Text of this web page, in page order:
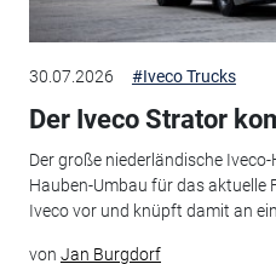
30.07.2026 #Iveco Trucks
Der Iveco Strator
Der große niederländische
Hauben-Umbau für das aktuelle
Iveco vor und knüpft damit an
von Jan Burgdorf